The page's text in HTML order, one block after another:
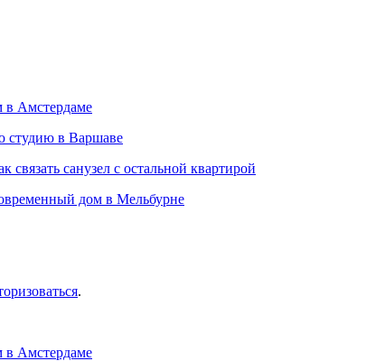
в Амстердаме
студию в Варшаве
санузел с остальной квартирой
дом в Мельбурне
.
в Амстердаме